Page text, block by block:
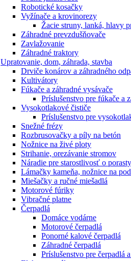
Robotické kosačky
Vyžínače a krovinorezy
Žacie struny, lanká, hlavy
Záhradné prevzdušňovače
Zavlažovanie
Záhradné traktory
Upratovanie, dom, záhrada, stavba
Drviče konárov a záhradného
Kultivátory
Fúkače a záhradné vysávače
Príslušenstvo pre fúkače a
Vysokotlakové čističe
Príslušenstvo pre
Snežné frézy
Rozbrusovačky a píly na betón
Nožnice na živé ploty
Strihanie, orezávanie stromov
Náradie pre starostlivosť o porasty
Lámačky kameňa, nožnice na
Miešačky a ručné miešadlá
Motorové fúriky
Vibračné platne
Čerpadlá
Domáce vodárne
Motorové čerpadlá
Ponorné kalové čerpadlá
Záhradné čerpadlá
Príslušenstvo pre čerpadlá